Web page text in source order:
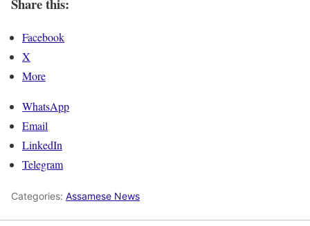
Facebook
X
More
WhatsApp
Email
LinkedIn
Telegram
Categories: Assamese News